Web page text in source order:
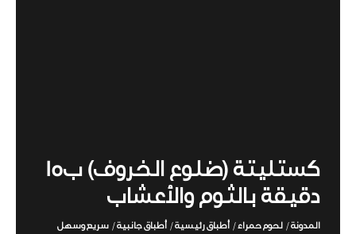
كستليتة (ضلوع الخروف) ب15
دقيقة بالثوم والأعشاب
المدونة/ لحوم حمراء/ أطباق رئيسية/ أطباق جانبية/ سريع وسهل